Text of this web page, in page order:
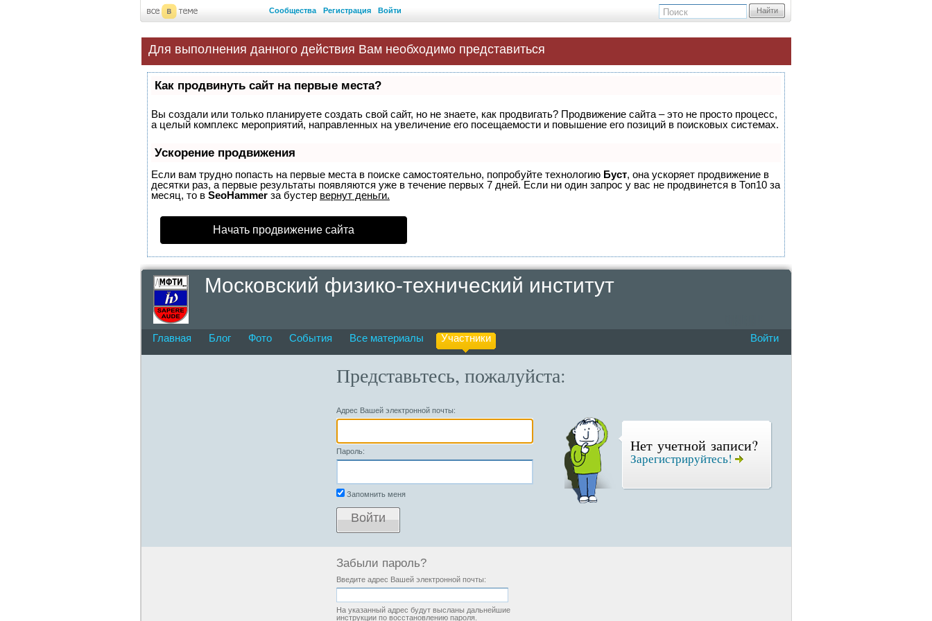
Сообщества Регистрация Войти Найти
Для выполнения данного действия Вам необходимо представиться
Как продвинуть сайт на первые места?
Вы создали или только планируете создать свой сайт, но не знаете, как продвигать? Продвижение сайта – это не просто процесс,
а целый комплекс мероприятий, направленных на увеличение его посещаемости и повышение его позиций в поисковых системах.
Ускорение продвижения
Если вам трудно попасть на первые места в поиске самостоятельно, попробуйте технологию Буст, она ускоряет продвижение в
десятки раз, а первые результаты появляются уже в течение первых 7 дней. Если ни один запрос у вас не продвинется в Топ10 за
месяц, то в SeoHammer за бустер вернут деньги.
Начать продвижение сайта
Московский физико-технический институт
Главная Блог Фото События Все материалы Участники Войти
Представьтесь, пожалуйста:
Адрес Вашей электронной почты:
Пароль:
Запомнить меня
Войти
Нет учетной записи?
Зарегистрируйтесь!
Забыли пароль?
Введите адрес Вашей электронной почты:
На указанный адрес будут высланы дальнейшие
инструкции по восстановлению пароля.